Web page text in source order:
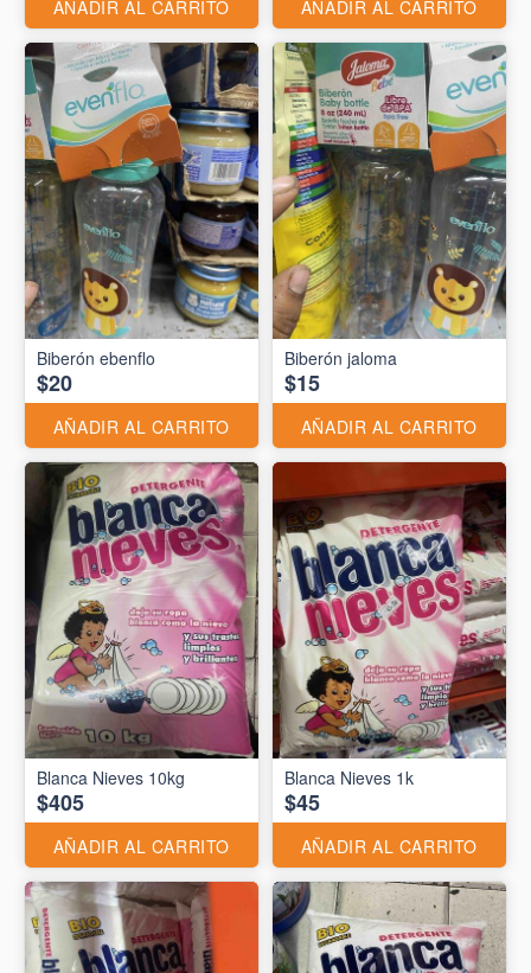
AÑADIR AL CARRITO AÑADIR AL CARRITO
Biberón ebenflo
$20
AÑADIR AL CARRITO
Biberón jaloma
$15
AÑADIR AL CARRITO
Blanca Nieves 10kg
$405
AÑADIR AL CARRITO
Blanca Nieves 1k
$45
AÑADIR AL CARRITO